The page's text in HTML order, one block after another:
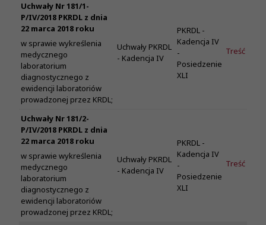
Uchwały Nr 181/1-
P/IV/2018 PKRDL z dnia
22 marca 2018 roku
w sprawie wykreślenia
medycznego
laboratorium
diagnostycznego z
ewidencji laboratoriów
prowadzonej przez KRDL;
Uchwały PKRDL
- Kadencja IV
PKRDL -
Kadencja IV
-
Posiedzenie
XLI
Treść
Uchwały Nr 181/2-
P/IV/2018 PKRDL z dnia
22 marca 2018 roku
w sprawie wykreślenia
medycznego
laboratorium
diagnostycznego z
ewidencji laboratoriów
prowadzonej przez KRDL;
Uchwały PKRDL
- Kadencja IV
PKRDL -
Kadencja IV
-
Posiedzenie
XLI
Treść